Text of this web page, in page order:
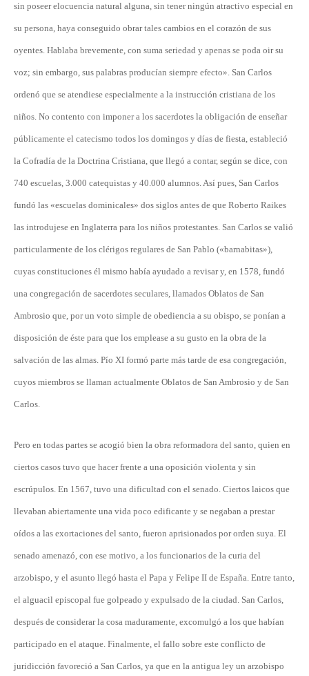
sin poseer elocuencia natural alguna, sin tener ningún atractivo especial en
su persona, haya conseguido obrar tales cambios en el corazón de sus
oyentes. Hablaba brevemente, con suma seriedad y apenas se poda oir su
voz; sin embargo, sus palabras producían siempre efecto». San Carlos
ordenó que se atendiese especialmente a la instrucción cristiana de los
niños. No contento con imponer a los sacerdotes la obligación de enseñar
públicamente el catecismo todos los domingos y días de fiesta, estableció
la Cofradía de la Doctrina Cristiana, que llegó a contar, según se dice, con
740 escuelas, 3.000 catequistas y 40.000 alumnos. Así pues, San Carlos
fundó las «escuelas dominicales» dos siglos antes de que Roberto Raikes
las introdujese en Inglaterra para los niños protestantes. San Carlos se valió
particularmente de los clérigos regulares de San Pablo («barnabitas»),
cuyas constituciones él mismo había ayudado a revisar y, en 1578, fundó
una congregación de sacerdotes seculares, llamados Oblatos de San
Ambrosio que, por un voto simple de obediencia a su obispo, se ponían a
disposición de éste para que los emplease a su gusto en la obra de la
salvación de las almas. Pío XI formó parte más tarde de esa congregación,
cuyos miembros se llaman actualmente Oblatos de San Ambrosio y de San
Carlos.
Pero en todas partes se acogió bien la obra reformadora del santo, quien en
ciertos casos tuvo que hacer frente a una oposición violenta y sin
escrúpulos. En 1567, tuvo una dificultad con el senado. Ciertos laicos que
llevaban abiertamente una vida poco edificante y se negaban a prestar
oídos a las exortaciones del santo, fueron aprisionados por orden suya. El
senado amenazó, con ese motivo, a los funcionarios de la curia del
arzobispo, y el asunto llegó hasta el Papa y Felipe II de España. Entre tanto,
el alguacil episcopal fue golpeado y expulsado de la ciudad. San Carlos,
después de considerar la cosa maduramente, excomulgó a los que habían
participado en el ataque. Finalmente, el fallo sobre este conflicto de
juridicción favoreció a San Carlos, ya que en la antigua ley un arzobispo